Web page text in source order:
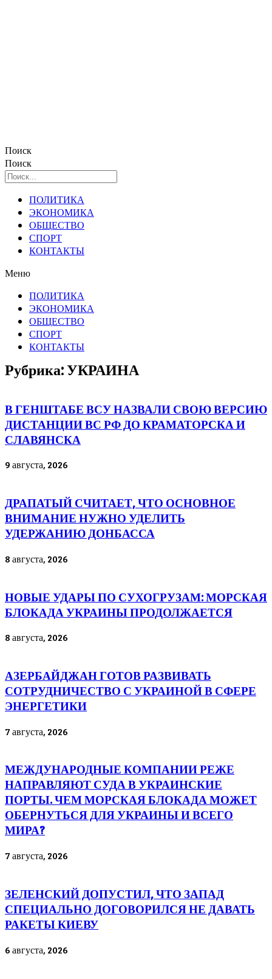
Поиск
Поиск
ПОЛИТИКА
ЭКОНОМИКА
ОБЩЕСТВО
СПОРТ
КОНТАКТЫ
Меню
ПОЛИТИКА
ЭКОНОМИКА
ОБЩЕСТВО
СПОРТ
КОНТАКТЫ
Рубрика: УКРАИНА
В ГЕНШТАБЕ ВСУ НАЗВАЛИ СВОЮ ВЕРСИЮ
ДИСТАНЦИИ ВС РФ ДО КРАМАТОРСКА И
СЛАВЯНСКА
9 августа, 2026
ДРАПАТЫЙ СЧИТАЕТ, ЧТО ОСНОВНОЕ
ВНИМАНИЕ НУЖНО УДЕЛИТЬ
УДЕРЖАНИЮ ДОНБАССА
8 августа, 2026
НОВЫЕ УДАРЫ ПО СУХОГРУЗАМ: МОРСКАЯ
БЛОКАДА УКРАИНЫ ПРОДОЛЖАЕТСЯ
8 августа, 2026
АЗЕРБАЙДЖАН ГОТОВ РАЗВИВАТЬ
СОТРУДНИЧЕСТВО С УКРАИНОЙ В СФЕРЕ
ЭНЕРГЕТИКИ
7 августа, 2026
МЕЖДУНАРОДНЫЕ КОМПАНИИ РЕЖЕ
НАПРАВЛЯЮТ СУДА В УКРАИНСКИЕ
ПОРТЫ. ЧЕМ МОРСКАЯ БЛОКАДА МОЖЕТ
ОБЕРНУТЬСЯ ДЛЯ УКРАИНЫ И ВСЕГО
МИРА?
7 августа, 2026
ЗЕЛЕНСКИЙ ДОПУСТИЛ, ЧТО ЗАПАД
СПЕЦИАЛЬНО ДОГОВОРИЛСЯ НЕ ДАВАТЬ
РАКЕТЫ КИЕВУ
6 августа, 2026